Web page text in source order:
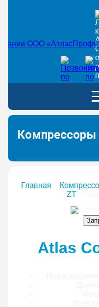
Компрессоры
Главная
ZT
Atlas